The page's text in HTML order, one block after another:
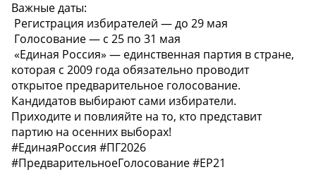
Важные даты:
️ Регистрация избирателей — до 29 мая
️ Голосование — с 25 по 31 мая
️ «Единая Россия» — единственная партия в стране,
которая с 2009 года обязательно проводит
открытое предварительное голосование.
Кандидатов выбирают сами избиратели.
Приходите и повлияйте на то, кто представит
партию на осенних выборах!
#ЕдинаяРоссия #ПГ2026
#ПредварительноеГолосование #ЕР21